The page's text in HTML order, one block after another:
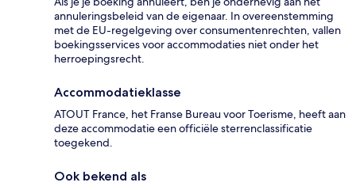
annuleringsbeleid van de eigenaar. In overeenstemming
met de EU-regelgeving over consumentenrechten, vallen
boekingsservices voor accommodaties niet onder het
herroepingsrecht.
Accommodatieklasse
ATOUT France, het Franse Bureau voor Toerisme, heeft aan
deze accommodatie een officiële sterrenclassificatie
toegekend.
Ook bekend als